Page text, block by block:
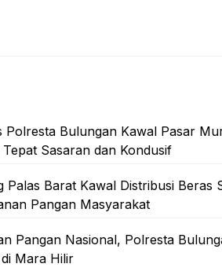
Polresta Bulungan Kawal Pasar
Sasaran dan Kondusif
Palas Barat Kawal Distribusi
Pangan Masyarakat
Pangan Nasional, Polresta
Mara Hilir